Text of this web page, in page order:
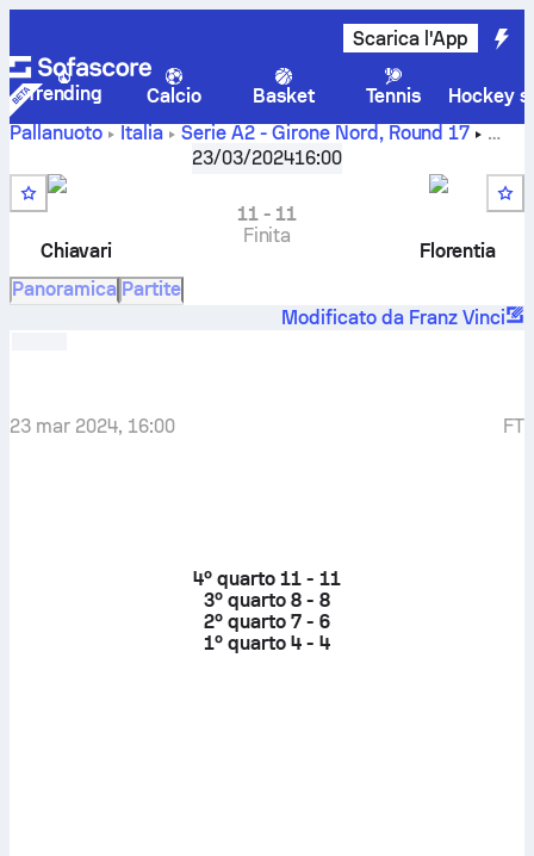
Scarica l'App
Trending Calcio Basket Tennis
Hockey
Pallanuoto
Italia Serie A2 - Girone Nord , Round 17
RN Florentia
23/03/202416:00
Chiavari
11- 11
Finita
Florentia
Panoramica Partite
Modificato da Franz Vinci
23 mar 2024, 16:00 FT
4º quarto 11 - 11
3º quarto 8 - 8
2º quarto 7 - 6
1º quarto 4 - 4